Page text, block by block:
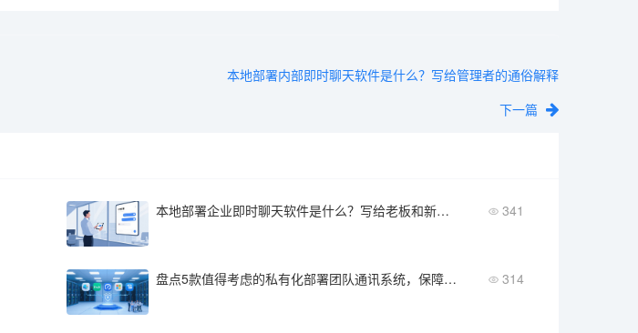
本地部署内部即时聊天软件是什么？写给管理者的通俗解释
下一篇
本地部署企业即时聊天软件是什么？写给老板和新手的通俗解释 341
盘点5款值得考虑的私有化部署团队通讯系统，保障企业数据安全 314